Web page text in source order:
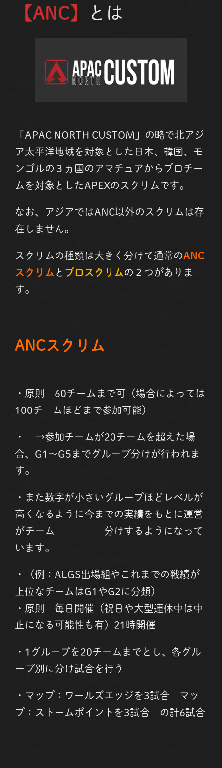
【ANC】 とは
「APAC NORTH CUSTOM」の略で北アジ
ア太平洋地域を対象とした日本、韓国、モ
ンゴルの３ヵ国のアマチュアからプロチー
ムを対象としたAPEXのスクリムです。
なお、アジアではANC以外のスクリムは存
在しません。
スクリムの種類は大きく分けて通常のANC
スクリム と プロスクリムの２つがありま
す。
ANCスクリム
・原則 60チームまで可（場合によっては
100チームほどまで参加可能）
・ →参加チームが20チームを超えた場
合、G1～G5までグループ分けが行われま
す。
・また数字が小さいグループほどレベルが
高くなるように今までの実績をもとに運営
がチーム 分けするようになって
います。
・（例：ALGS出場組やこれまでの戦績が
上位なチームはG1やG2に分類）
・原則 毎日開催（祝日や大型連休中は中
止になる可能性も有）21時開催
・1グループを20チームまでとし、各グル
ープ別に分け試合を行う
・マップ：ワールズエッジを3試合 マッ
プ：ストームポイントを3試合 の計6試合